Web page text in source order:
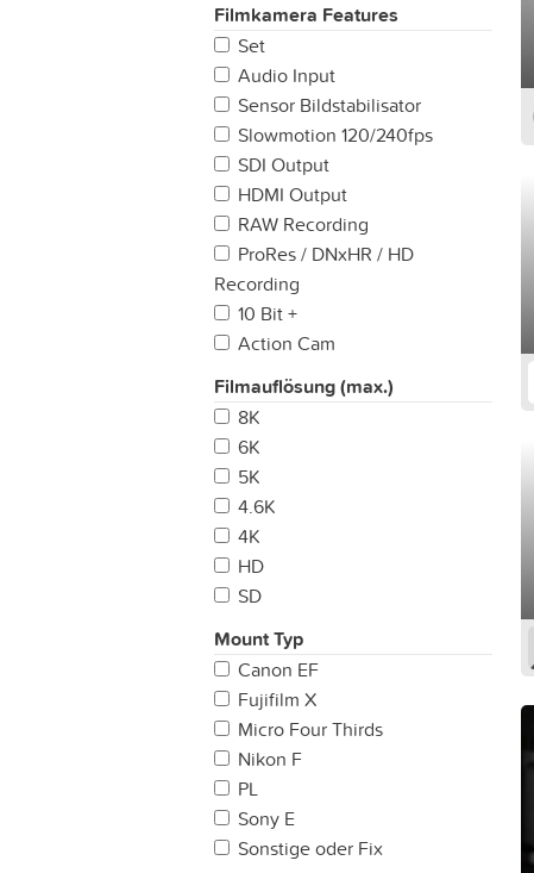
Filmkamera Features
Set
Audio Input
Sensor Bildstabilisator
Slowmotion 120/240fps
SDI Output
HDMI Output
RAW Recording
ProRes / DNxHR / HD
Recording
10 Bit +
Action Cam
Filmauflösung (max.)
8K
6K
5K
4.6K
4K
HD
SD
Mount Typ
Canon EF
Fujifilm X
Micro Four Thirds
Nikon F
PL
Sony E
Sonstige oder Fix